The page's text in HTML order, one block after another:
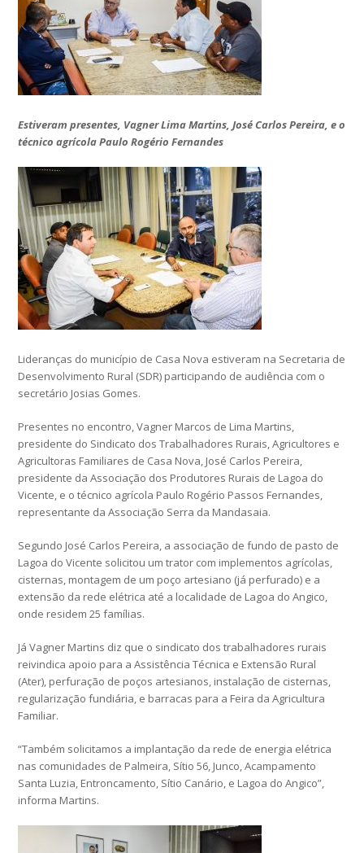
Estiveram presentes, Vagner Lima Martins, José Carlos Pereira, e o
técnico agrícola Paulo Rogério Fernandes
Lideranças do município de Casa Nova estiveram na Secretaria de
Desenvolvimento Rural (SDR) participando de audiência com o
secretário Josias Gomes.
Presentes no encontro, Vagner Marcos de Lima Martins,
presidente do Sindicato dos Trabalhadores Rurais, Agricultores e
Agricultoras Familiares de Casa Nova, José Carlos Pereira,
presidente da Associação dos Produtores Rurais de Lagoa do
Vicente, e o técnico agrícola Paulo Rogério Passos Fernandes,
representante da Associação Serra da Mandasaia.
Segundo José Carlos Pereira, a associação de fundo de pasto de
Lagoa do Vicente solicitou um trator com implementos agrícolas,
cisternas, montagem de um poço artesiano (já perfurado) e a
extensão da rede elétrica até a localidade de Lagoa do Angico,
onde residem 25 famílias.
Já Vagner Martins diz que o sindicato dos trabalhadores rurais
reivindica apoio para a Assistência Técnica e Extensão Rural
(Ater), perfuração de poços artesianos, instalação de cisternas,
regularização fundiária, e barracas para a Feira da Agricultura
Familiar.
“Também solicitamos a implantação da rede de energia elétrica
nas comunidades de Palmeira, Sítio 56, Junco, Acampamento
Santa Luzia, Entroncamento, Sítio Canário, e Lagoa do Angico”,
informa Martins.